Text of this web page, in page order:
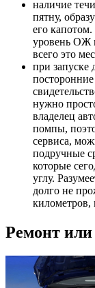
наличие
пятну,
его
уровень ОЖ
всего это
при запуске
нужно
владелец
помпы,
сервиса,
подручные
которые
углу.
долго не
километров,
Ремонт